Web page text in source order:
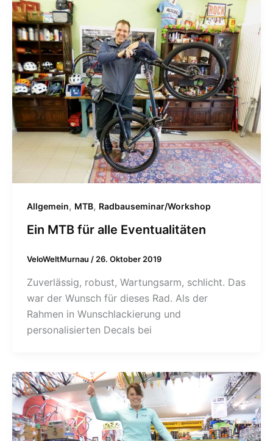
Allgemein, MTB, Radbauseminar/Workshop
Ein MTB für alle Eventualitäten
VeloWeltMurnau / 26. Oktober 2019
Zuverlässig, robust, Wartungsarm, schlicht. Das
war der Wunsch für dieses Rad. Als der
Rahmen in Wunschlackierung und
personalisierten Decals bei